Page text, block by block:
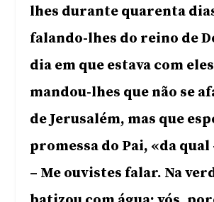
lhes durante quarenta
falando-lhes do reino de
dia em que estava com
mandou-lhes que não se
de Jerusalém, mas que
promessa do Pai, «da qual
– Me ouvistes falar. Na